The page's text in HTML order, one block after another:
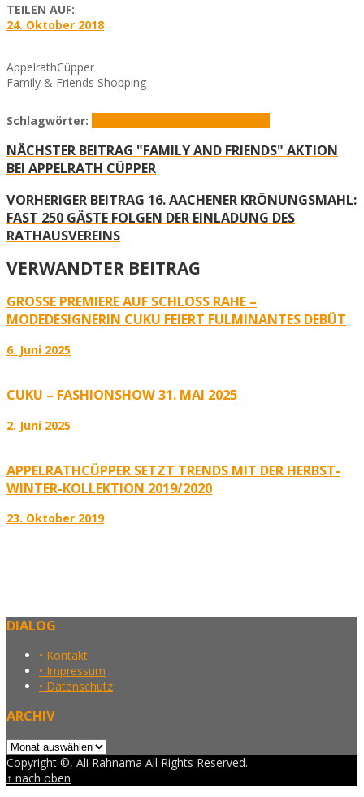
TEILEN AUF:
24. Oktober 2018
AppelrathCüpper
Family & Friends Shopping
Schlagwörter:
NÄCHSTER BEITRAG "FAMILY AND FRIENDS" AKTION
BEI APPELRATH CÜPPER
VORHERIGER BEITRAG 16. AACHENER KRÖNUNGSMAHL:
FAST 250 GÄSTE FOLGEN DER EINLADUNG DES
RATHAUSVEREINS
VERWANDTER BEITRAG
GROSSE PREMIERE AUF SCHLOSS RAHE – M
ODEDESIGNERIN CUKU FEIERT FULMINANTES DEBÜT
6. Juni 2025
CUKU – FASHIONSHOW 31. MAI 2025
2. Juni 2025
APPELRATHCÜPPER SETZT TRENDS MIT DER HERBST-
WINTER-KOLLEKTION 2019/2020
23. Oktober 2019
DIALOG
• Kontakt
• Impressum
• Datenschutz
ARCHIV
Archiv
Copyright ©, Ali Rahnama All Rights Reserved.
↑ nach oben